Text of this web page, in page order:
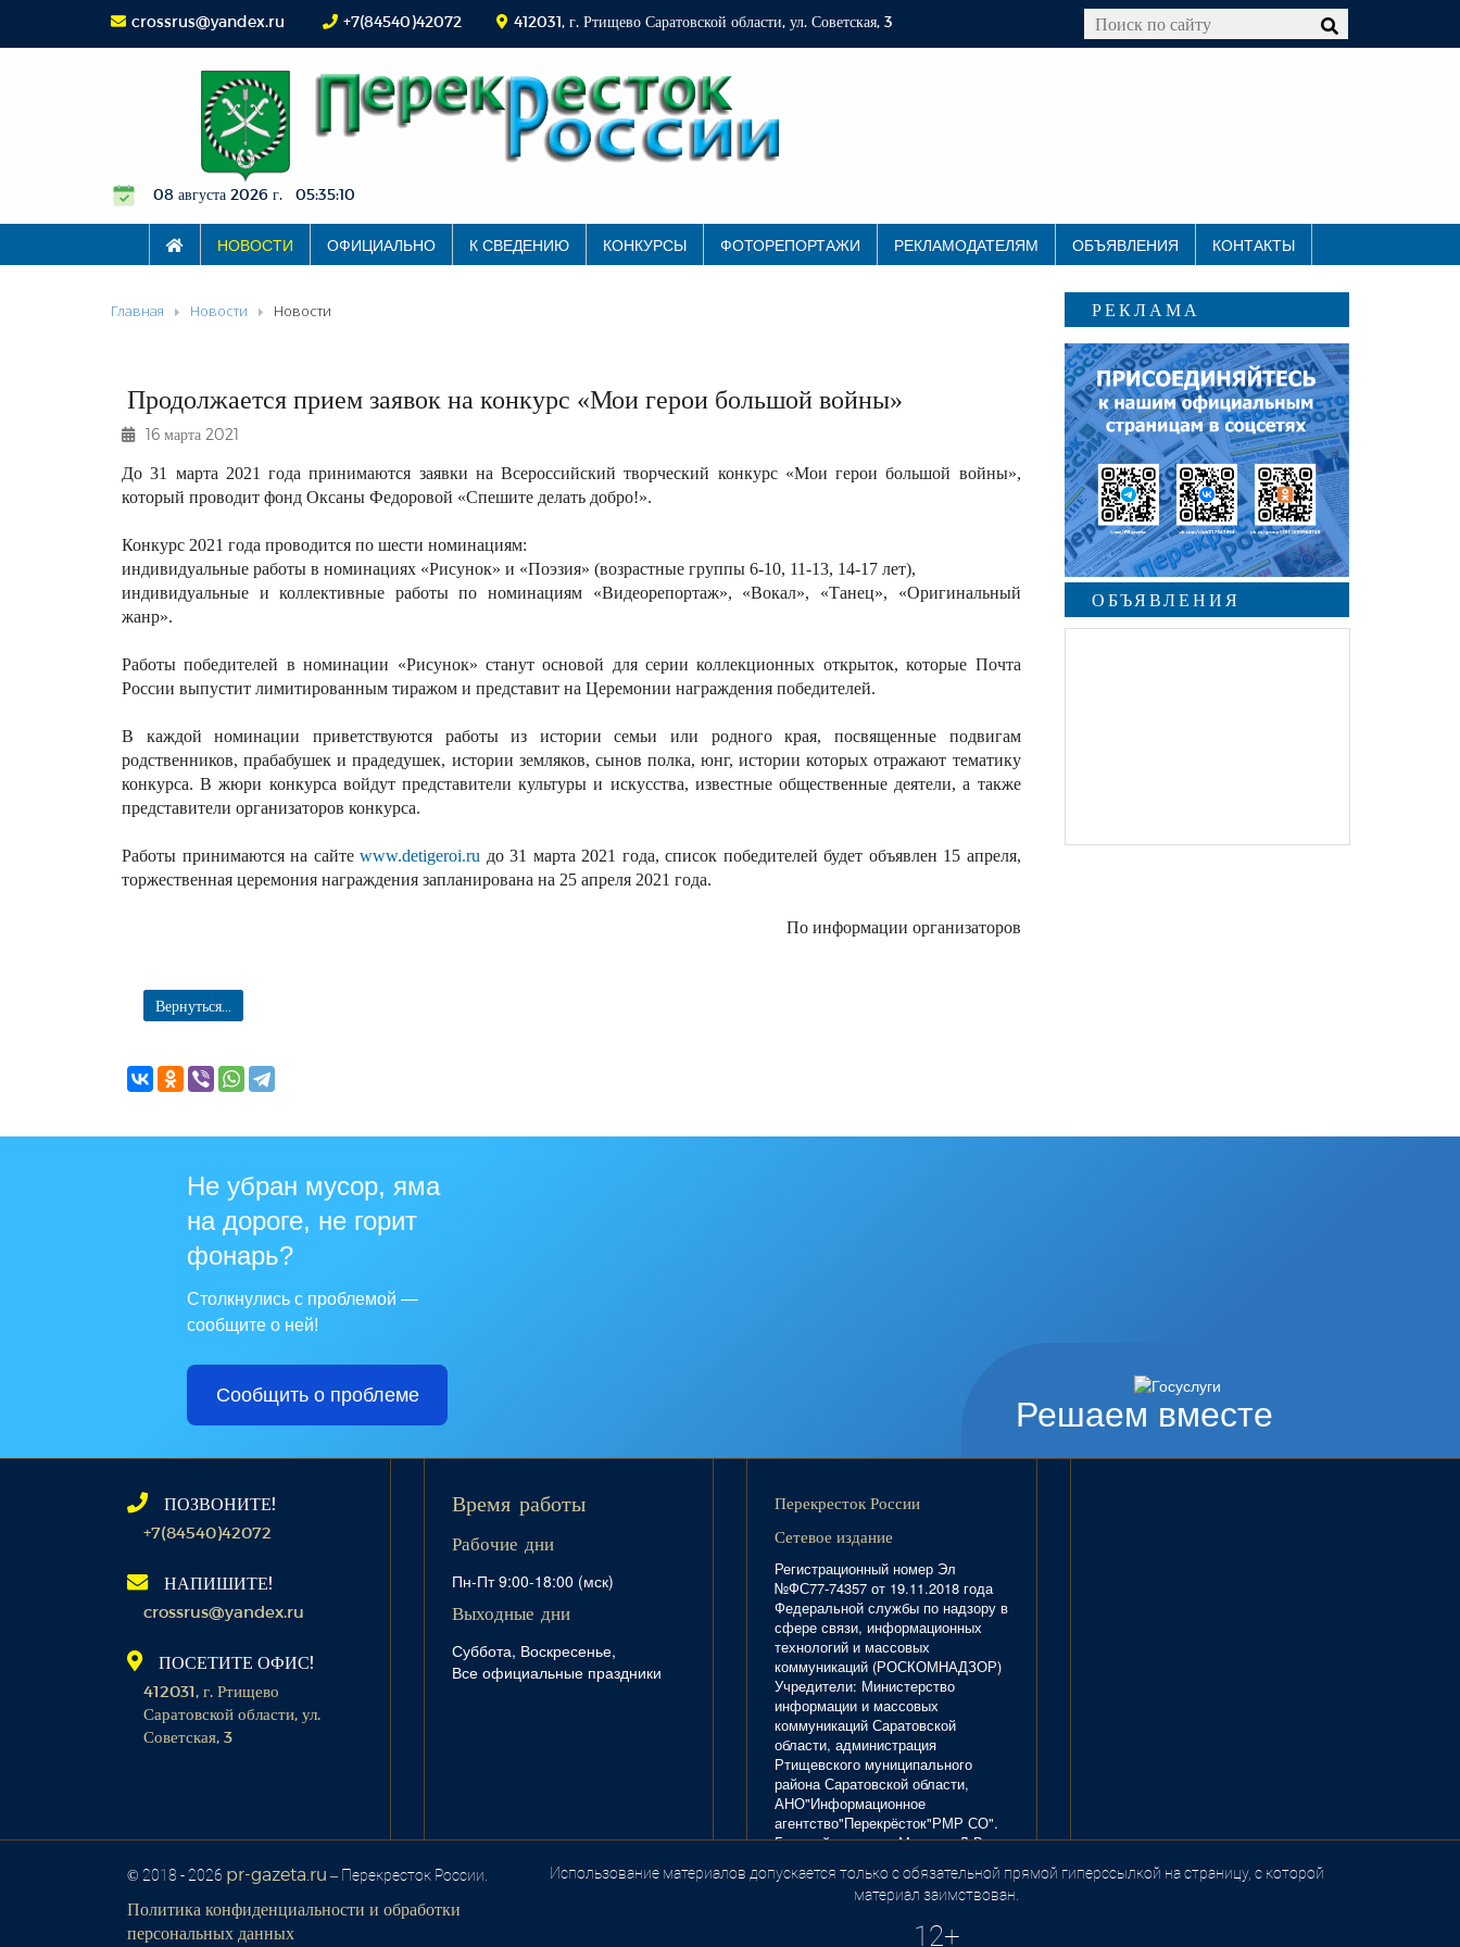
crossrus@yandex.ru +7(84540)42072 412031, г. Ртищево Саратовской области, ул. Советская, 3
08 августа 2026 г. 05:35:10
НОВОСТИ ОФИЦИАЛЬНО К СВЕДЕНИЮ КОНКУРСЫ ФОТОРЕПОРТАЖИ РЕКЛАМОДАТЕЛЯМ ОБЪЯВЛЕНИЯ КОНТАКТЫ
Главная Новости Новости
Продолжается прием заявок на конкурс «Мои герои большой войны»
16 марта 2021
До 31 марта 2021 года принимаются заявки на Всероссийский творческий конкурс «Мои герои большой войны»,
который проводит фонд Оксаны Федоровой «Спешите делать добро!».
Конкурс 2021 года проводится по шести номинациям:
индивидуальные работы в номинациях «Рисунок» и «Поэзия» (возрастные группы 6-10, 11-13, 14-17 лет),
индивидуальные и коллективные работы по номинациям «Видеорепортаж», «Вокал», «Танец», «Оригинальный
жанр».
Работы победителей в номинации «Рисунок» станут основой для серии коллекционных открыток, которые Почта
России выпустит лимитированным тиражом и представит на Церемонии награждения победителей.
В каждой номинации приветствуются работы из истории семьи или родного края, посвященные подвигам
родственников, прабабушек и прадедушек, истории земляков, сынов полка, юнг, истории которых отражают тематику
конкурса. В жюри конкурса войдут представители культуры и искусства, известные общественные деятели, а также
представители организаторов конкурса.
Работы принимаются на сайте www.detigeroi.ru до 31 марта 2021 года, список победителей будет объявлен 15 апреля,
торжественная церемония награждения запланирована на 25 апреля 2021 года.
По информации организаторов
Вернуться...
РЕКЛАМА
ОБЪЯВЛЕНИЯ
Решаем вместе
Не убран мусор, яма
на дороге, не горит
фонарь?
Столкнулись с проблемой —
сообщите о ней!
Сообщить о проблеме
ПОЗВОНИТЕ!
+7(84540)42072
НАПИШИТЕ!
crossrus@yandex.ru
ПОСЕТИТЕ ОФИС!
412031, г. Ртищево
Саратовской области, ул.
Советская, 3
Время работы
Рабочие дни
Пн-Пт 9:00-18:00 (мск)
Выходные дни
Суббота, Воскресенье,
Все официальные праздники
Перекресток России
Сетевое издание
Регистрационный номер Эл
№ФС77-74357 от 19.11.2018 года
Федеральной службы по надзору в
сфере связи, информационных
технологий и массовых
коммуникаций (РОСКОМНАДЗОР)
Учредители: Министерство
информации и массовых
коммуникаций Саратовской
области, администрация
Ртищевского муниципального
района Саратовской области,
АНО"Информационное
агентство"Перекрёсток"РМР СО".
Главный редактор Маркова Л.В.
Тел. 8(84540)4-20-72; отдел
рекламы - 4-29-10.
© 2018 - 2026 pr-gazeta.ru – Перекресток России.
Политика конфиденциальности и обработки
персональных данных
Использование материалов допускается только с обязательной прямой гиперссылкой на страницу, с которой
материал заимствован.
12+